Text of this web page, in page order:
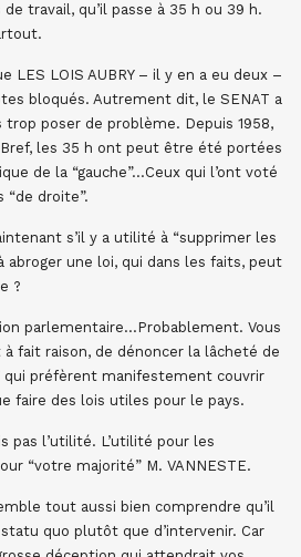
travail, qu’il passe à 35 h ou 39 h.
LES LOIS AUBRY – il y en a eu deux –
bloqués. Autrement dit, le SENAT a
trop poser de problème. Depuis 1958,
les 35 h ont peut être été portées
de la “gauche”…Ceux qui l’ont voté
droite”.
s’il y a utilité à “supprimer les
abroger une loi, qui dans les faits, peut
?
parlementaire…Probablement. Vous
à fait raison, de dénoncer la lâcheté de
qui préfèrent manifestement couvrir
faire des lois utiles pour le pays.
pas l’utilité. L’utilité pour les
“votre majorité” M. VANNESTE.
tout aussi bien comprendre qu’il
quo plutôt que d’intervenir. Car